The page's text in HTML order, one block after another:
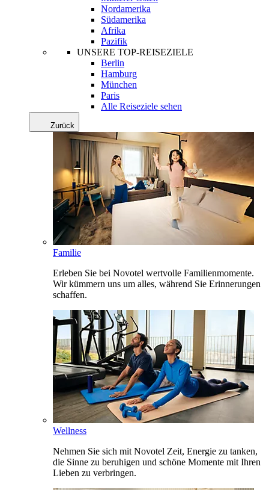
Nordamerika
Südamerika
Afrika
Pazifik
UNSERE TOP-REISEZIELE
Berlin
Hamburg
München
Paris
Alle Reiseziele sehen
Zurück
Familie
Erleben Sie bei Novotel wertvolle Familienmomente.
Wir kümmern uns um alles, während Sie Erinnerungen
schaffen.
Wellness
Nehmen Sie sich mit Novotel Zeit, Energie zu tanken,
die Sinne zu beruhigen und schöne Momente mit Ihren
Lieben zu verbringen.